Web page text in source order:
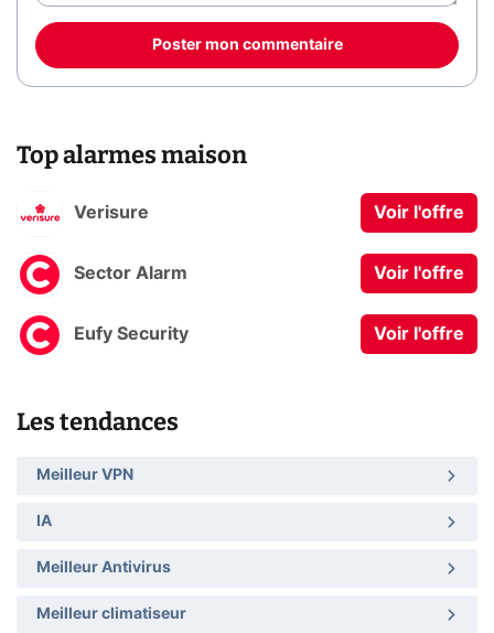
Poster mon commentaire
Top alarmes maison
Verisure Voir l'offre
Sector Alarm Voir l'offre
Eufy Security Voir l'offre
Les tendances
Meilleur VPN
IA
Meilleur Antivirus
Meilleur climatiseur